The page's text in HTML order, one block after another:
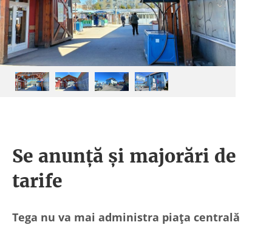
Se anunță și majorări de
tarife
Tega nu va mai administra piața centrală